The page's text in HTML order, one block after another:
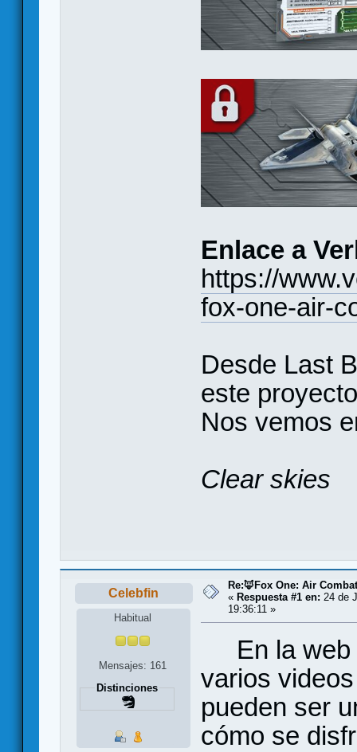
Enlace a
https://
fox-one-air-
Desde Last
este
Nos vemos
Clear skies
Celebfin
Habitual
Mensajes: 161
Distinciones
Re:🦊Fox One: Air
« Respuesta #1 en: 24 de
19:36:11 »
En la web
varios
pueden ser
cómo se